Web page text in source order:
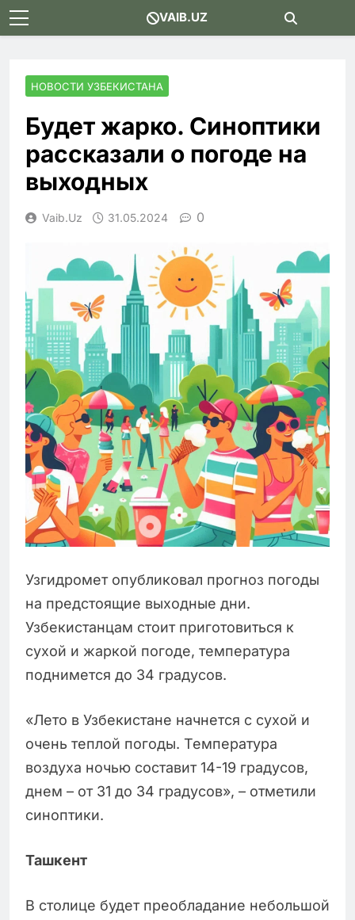
Skip
to
VAIB.UZ
НОВОСТИ УЗБЕКИСТАНА
Будет жарко. Синоптики
рассказали о погоде на
выходных
Vaib.uz 31.05.2024 0
Узгидромет опубликовал прогноз погоды
на предстоящие выходные дни.
Узбекистанцам стоит приготовиться к
сухой и жаркой погоде, температура
поднимется до 34 градусов.
«Лето в Узбекистане начнется с сухой и
очень теплой погоды. Температура
воздуха ночью составит 14-19 градусов,
днем – от 31 до 34 градусов», – отметили
синоптики.
Ташкент
В столице будет преобладание небольшой